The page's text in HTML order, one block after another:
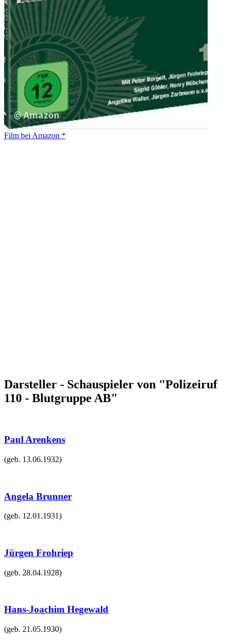
Film bei Amazon *
Darsteller - Schauspieler von "Polizeiruf
110 - Blutgruppe AB"
Paul Arenkens
(geb. 13.06.1932)
Angela Brunner
(geb. 12.01.1931)
Jürgen Frohriep
(geb. 28.04.1928)
Hans-Joachim Hegewald
(geb. 21.05.1930)